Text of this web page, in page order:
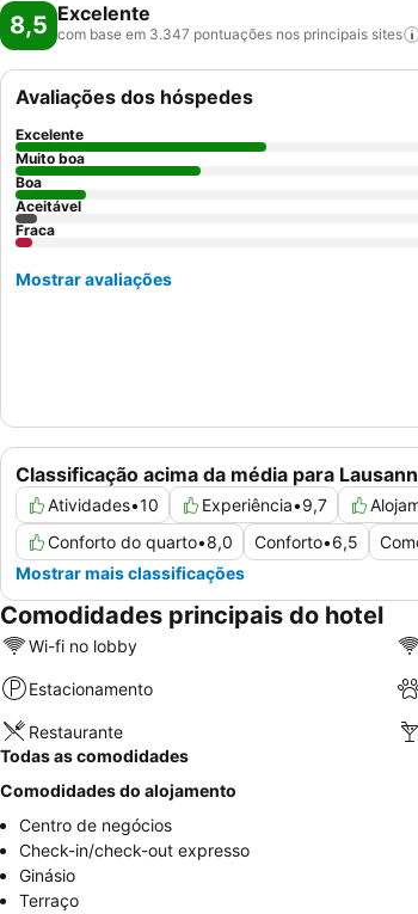
8,5 Excelente
com base em 3.347 pontuações nos principais sites
Classificação acima da média para
Atividades•10 Experiência•9,7
Conforto do quarto•8,0 Conforto•6,5
Mostrar mais classificações
Avaliações dos hóspedes
Excelente
Muito boa
Boa
Aceitável
Fraca
Mostrar avaliações
Comodidades principais do hotel
Wi-fi no lobby
Estacionamento
Restaurante
Todas as comodidades
Comodidades do alojamento
Centro de negócios
Check-in/check-out expresso
Ginásio
Terraço